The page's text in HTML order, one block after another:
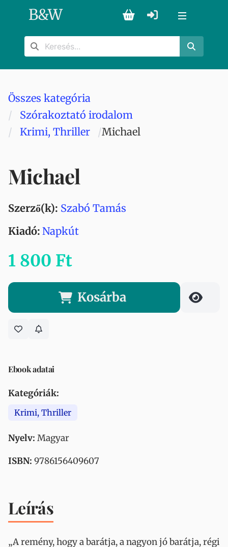
B&W
Összes kategória
Szórakoztató irodalom
Krimi, Thriller
Michael
Michael
Szerző(k): Szabó Tamás
Kiadó: Napkút
1 800 Ft
Kosárba
Ebook adatai
Kategóriák:
Krimi, Thriller
Nyelv: Magyar
ISBN: 9786156409607
Leírás
„A remény, hogy a barátja, a nagyon jó barátja, régi